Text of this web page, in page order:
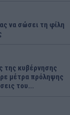
να σώσει τη φίλη
της κυβέρνησης
μέτρα πρόληψης
του...